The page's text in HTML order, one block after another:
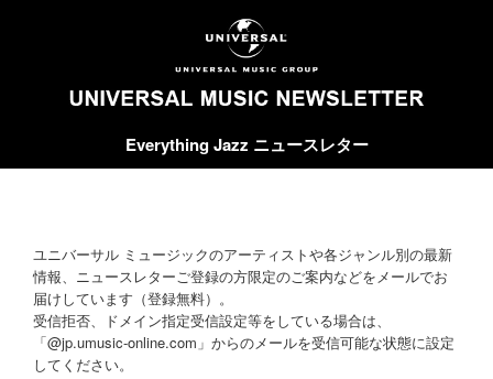
Everything Jazz ニュースレター
ユニバーサル ミュージックのアーティストや各ジャンル別の最新
情報、ニュースレターご登録の方限定のご案内などをメールでお
届けしています（登録無料）。
受信拒否、ドメイン指定受信設定等をしている場合は、
「@jp.umusic-online.com」からのメールを受信可能な状態に設定
してください。